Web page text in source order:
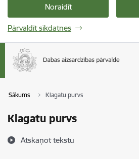
Noraidīt
Pārvaldīt sīkdatnes
Sākums Klagatu purvs
Klagatu purvs
Atskaņot tekstu